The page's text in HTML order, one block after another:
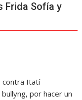
Frida Sofía y
contra Itatí
por hacer un